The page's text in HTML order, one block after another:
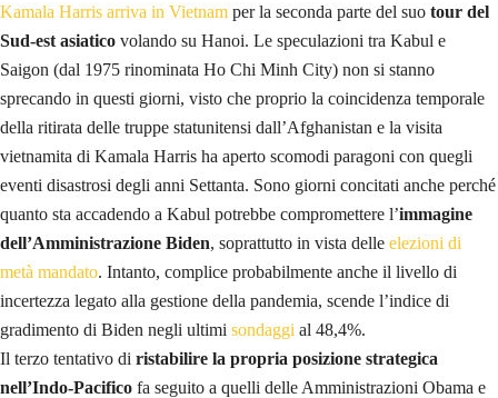
Kamala Harris arriva in Vietnam per la seconda parte del suo tour del
Sud-est asiatico volando su Hanoi. Le speculazioni tra Kabul e
Saigon (dal 1975 rinominata Ho Chi Minh City) non si stanno
sprecando in questi giorni, visto che proprio la coincidenza temporale
della ritirata delle truppe statunitensi dall’Afghanistan e la visita
vietnamita di Kamala Harris ha aperto scomodi paragoni con quegli
eventi disastrosi degli anni Settanta. Sono giorni concitati anche perché
quanto sta accadendo a Kabul potrebbe compromettere l’immagine
dell’Amministrazione Biden, soprattutto in vista delle elezioni di
metà mandato. Intanto, complice probabilmente anche il livello di
incertezza legato alla gestione della pandemia, scende l’indice di
gradimento di Biden negli ultimi sondaggi al 48,4%.
Il terzo tentativo di ristabilire la propria posizione strategica
nell’Indo-Pacifico fa seguito a quelli delle Amministrazioni Obama e